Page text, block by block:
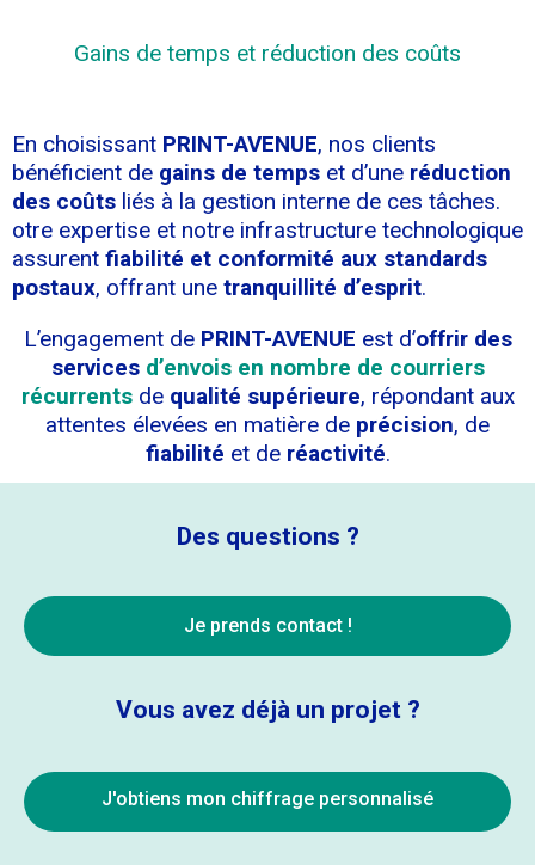
Gains de temps et réduction des coûts
En choisissant PRINT-AVENUE, nos clients
bénéficient de gains de temps et d’une réduction
des coûts liés à la gestion interne de ces tâches.
otre expertise et notre infrastructure technologique
assurent fiabilité et conformité aux standards
postaux, offrant une tranquillité d’esprit.
L’engagement de PRINT-AVENUE est d’offrir des
services d’envois en nombre de courriers
récurrentsde qualité supérieure, répondant aux
attentes élevées en matière de précision, de
fiabilité et de réactivité.
Des questions ?
Je prends contact !
Vous avez déjà un projet ?
J'obtiens mon chiffrage personnalisé